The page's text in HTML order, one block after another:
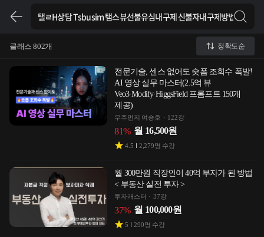
클래스 802개 정확도순
전문기술, 센스 없어도 숏폼 조회수 폭발!
AI 영상 실무 마스터(2.5억 뷰
Veo3·Modify·HiggsField 프롬프트 150개
제공)
우주먼지 여승호 122강
81% 월 16,500원
4.5 2,279명 수강
월 300만원 직장인이 40억 부자가 된 방법
< 부동산 실전 투자 >
투자캐스터 37강
37% 월 100,000원
5 290명 수강